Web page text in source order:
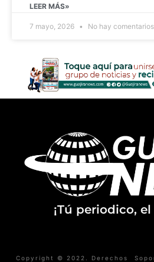
LEER MÁS»
7 mayo, 2026 No hay comentarios
¡Tú periodico,
Copyright © 2022. Derechos